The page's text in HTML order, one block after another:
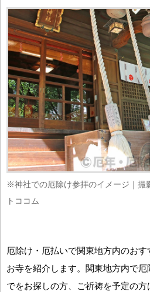
※神社での厄除け参拝のイメージ｜撮
トココム
厄除け・厄払いで関東地方内のお
お寺を紹介します。関東地方内で
でをお探しの方、ご祈祷を予定の方